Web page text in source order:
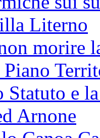
Literno
morire
e
Arnone